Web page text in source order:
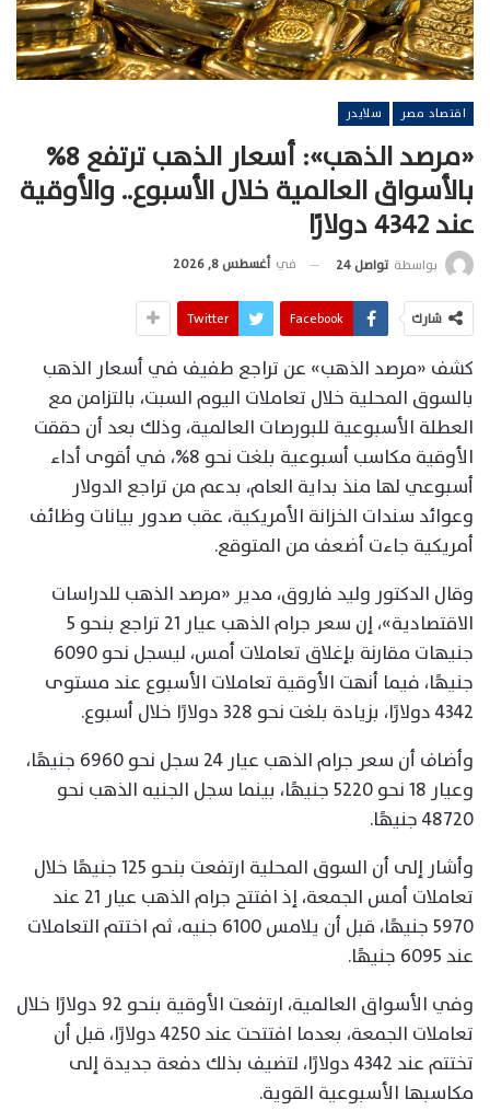
اقتصاد مصر سلايدر
«مرصد الذهب»: أسعار الذهب ترتفع 8%
بالأسواق العالمية خلال الأسبوع.. والأوقية
عند 4342 دولارًا
بواسطة تواصل 24 في أغسطس 8, 2026
شارك Facebook
Twitter
كشف «مرصد الذهب» عن تراجع طفيف في أسعار الذهب
بالسوق المحلية خلال تعاملات اليوم السبت، بالتزامن مع
العطلة الأسبوعية للبورصات العالمية، وذلك بعد أن حققت
الأوقية مكاسب أسبوعية بلغت نحو 8%، في أقوى أداء
أسبوعي لها منذ بداية العام، بدعم من تراجع الدولار
وعوائد سندات الخزانة الأمريكية، عقب صدور بيانات وظائف
أمريكية جاءت أضعف من المتوقع.
وقال الدكتور وليد فاروق، مدير «مرصد الذهب للدراسات
الاقتصادية»، إن سعر جرام الذهب عيار 21 تراجع بنحو 5
جنيهات مقارنة بإغلاق تعاملات أمس، ليسجل نحو 6090
جنيهًا، فيما أنهت الأوقية تعاملات الأسبوع عند مستوى
4342 دولارًا، بزيادة بلغت نحو 328 دولارًا خلال أسبوع.
وأضاف أن سعر جرام الذهب عيار 24 سجل نحو 6960 جنيهًا،
وعيار 18 نحو 5220 جنيهًا، بينما سجل الجنيه الذهب نحو
48720 جنيهًا.
وأشار إلى أن السوق المحلية ارتفعت بنحو 125 جنيهًا خلال
تعاملات أمس الجمعة، إذ افتتح جرام الذهب عيار 21 عند
5970 جنيهًا، قبل أن يلامس 6100 جنيه، ثم اختتم التعاملات
عند 6095 جنيهًا.
وفي الأسواق العالمية، ارتفعت الأوقية بنحو 92 دولارًا خلال
تعاملات الجمعة، بعدما افتتحت عند 4250 دولارًا، قبل أن
تختتم عند 4342 دولارًا، لتضيف بذلك دفعة جديدة إلى
مكاسبها الأسبوعية القوية.